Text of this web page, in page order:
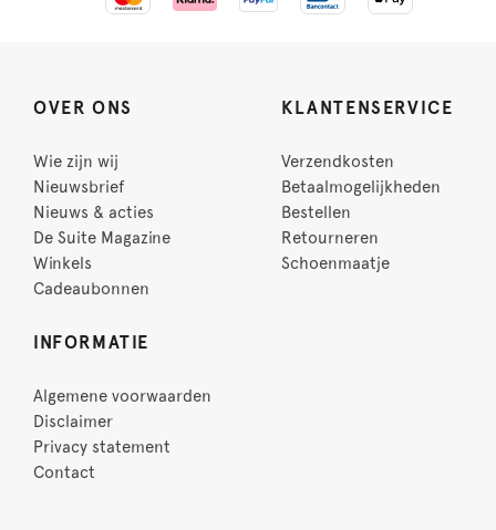
OVER ONS
Wie zijn wij
Nieuwsbrief
Nieuws & acties
De Suite Magazine
Winkels
Cadeaubonnen
KLANTENSERVICE
Verzendkosten
Betaalmogelijkheden
Bestellen
Retourneren
Schoenmaatje
INFORMATIE
Algemene voorwaarden
Disclaimer
Privacy statement
Contact